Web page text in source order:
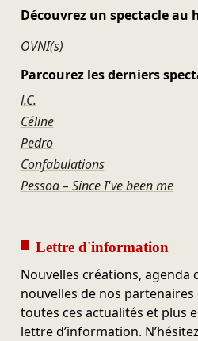
Découvrez un spectacle au
OVNI(s)
Parcourez les derniers
J.C.
Céline
Pedro
Confabulations
Pessoa – Since I've been me
Lettre d'information
Nouvelles créations, agenda
nouvelles de nos
toutes ces actualités et plus
lettre d’information.